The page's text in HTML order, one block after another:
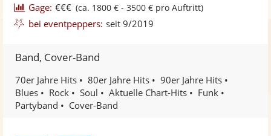
Gage: €€€ (ca. 1800 € - 3500 € pro Auftritt)
bei eventpeppers: seit 9/2019
Band, Cover-Band
70er Jahre Hits 80er Jahre Hits
90er Jahre Hits
Blues
Rock Soul Aktuelle Chart-Hits
Funk
Partyband
Cover-Band